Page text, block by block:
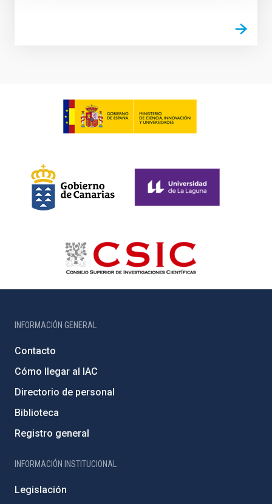
INFORMACIÓN GENERAL
Contacto
Cómo llegar al IAC
Directorio de personal
Biblioteca
Registro general
INFORMACIÓN INSTITUCIONAL
Legislación